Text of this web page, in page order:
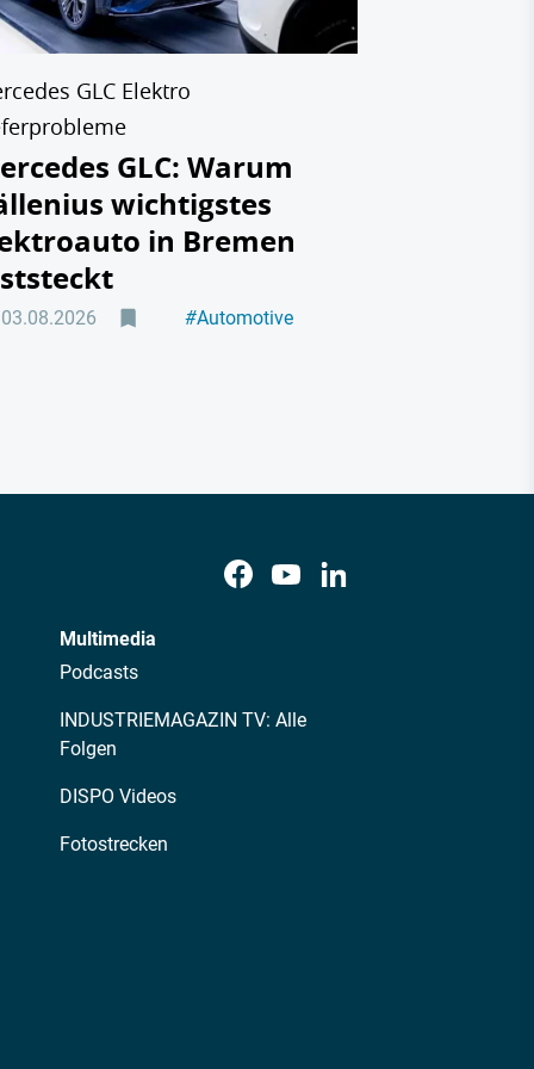
GLC Elektro
GLC: Warum
wichtigstes
in Bremen
03.08.2026 #Automotive
Multimedia
Podcasts
INDUSTRIEMAGAZIN TV: Alle
Folgen
DISPO Videos
Fotostrecken